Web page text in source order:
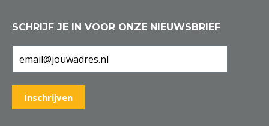
SCHRIJF JE IN VOOR ONZE NIEUWSBRIEF